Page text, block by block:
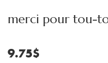
merci pour tou-
9.75$